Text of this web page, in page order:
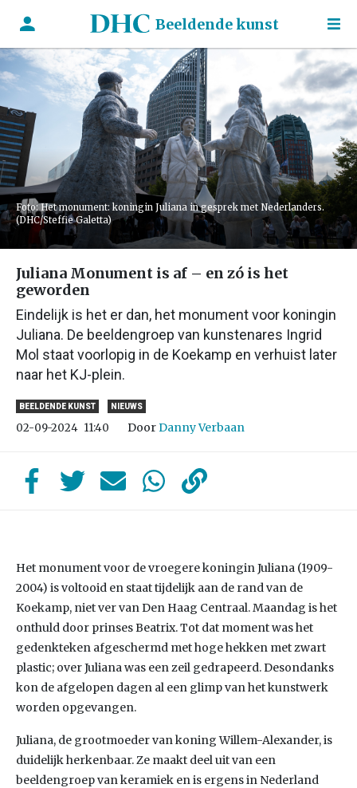
Beeldende kunst
Foto: Het monument: koningin Juliana in gesprek met Nederlanders.
(DHC/Steffie Galetta)
Juliana Monument is af – en zó is het
geworden
Eindelijk is het er dan, het monument voor koningin
Juliana. De beeldengroep van kunstenares Ingrid
Mol staat voorlopig in de Koekamp en verhuist later
naar het KJ-plein.
BEELDENDE KUNST NIEUWS
02-09-2024 11:40 DoorDanny Verbaan
Het monument voor de vroegere koningin Juliana (1909-
2004) is voltooid en staat tijdelijk aan de rand van de
Koekamp, niet ver van Den Haag Centraal. Maandag is het
onthuld door prinses Beatrix. Tot dat moment was het
gedenkteken afgeschermd met hoge hekken met zwart
plastic; over Juliana was een zeil gedrapeerd. Desondanks
kon de afgelopen dagen al een glimp van het kunstwerk
worden opgevangen.
Juliana, de grootmoeder van koning Willem-Alexander, is
duidelijk herkenbaar. Ze maakt deel uit van een
beeldengroep van keramiek en is ergens in Nederland